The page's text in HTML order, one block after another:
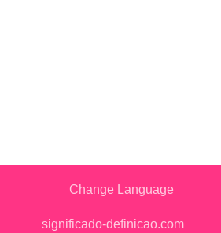
Change Language
significado-definicao.com